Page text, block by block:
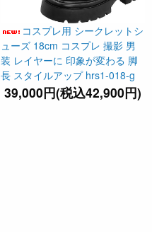
コスプレ用 シークレットシ
ューズ 18cm コスプレ 撮影 男
装 レイヤーに 印象が変わる 脚
長 スタイルアップ hrs1-018-g
39,000円(税込42,900円)